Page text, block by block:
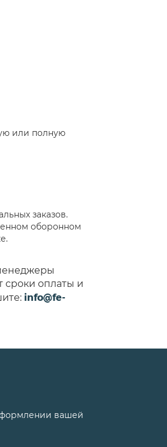
или полную
заказов.
оборонном
сроки оплаты и
info@fe-
вашей